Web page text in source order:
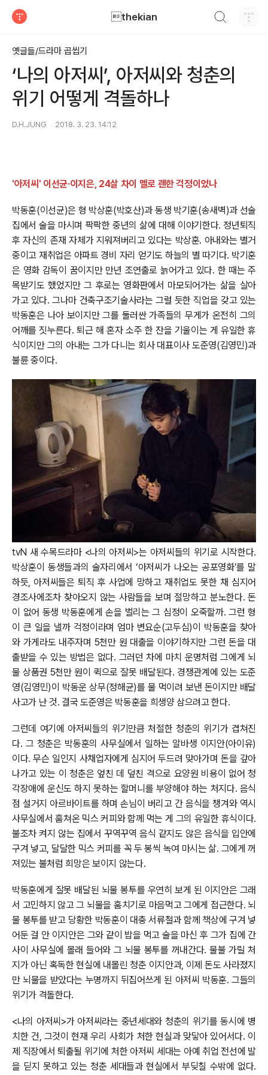
thekian
옛글들/드라마 곱씹기
‘나의 아저씨’, 아저씨와 청춘의
위기 어떻게 격돌하나
D.H.JUNG 2018. 3. 23. 14:12
'아저씨' 이선균·이지은, 24살 차이 멜로 괜한 걱정이었나
박동훈(이선균)은 형 박상훈(박호산)과 동생 박기훈(송새벽)과 선술
집에서 술을 마시며 팍팍한 중년의 삶에 대해 이야기한다. 정년퇴직
후 자신의 존재 자체가 지워져버리고 있다는 박상훈. 아내와는 별거
중이고 재취업은 아파트 경비 자리 얻기도 하늘의 별 따기다. 박기훈
은 영화 감독이 꿈이지만 만년 조연출로 늙어가고 있다. 한 때는 주
목받기도 했었지만 그 후로는 영화판에서 마모되어가는 삶을 살아
가고 있다. 그나마 건축구조기술사라는 그럴 듯한 직업을 갖고 있는
박동훈은 나아 보이지만 그를 둘러싼 가족들의 무게가 온전히 그의
어깨를 짓누른다. 퇴근 해 혼자 소주 한 잔을 기울이는 게 유일한 휴
식이지만 그의 아내는 그가 다니는 회사 대표이사 도준영(김영민)과
불륜 중이다.
tvN 새 수목드라마 <나의 아저씨>는 아저씨들의 위기로 시작한다.
박상훈이 동생들과의 술자리에서 ‘아저씨가 나오는 공포영화’를 말
하듯, 아저씨들은 퇴직 후 사업에 망하고 재취업도 못한 채 심지어
경조사에조차 찾아오지 않는 사람들을 보며 절망하고 분노한다. 돈
이 없어 동생 박동훈에게 손을 벌리는 그 심정이 오죽할까. 그런 형
이 큰 일을 낼까 걱정이라며 엄마 변요순(고두심)이 박동훈을 찾아
와 가게라도 내주자며 5천만 원 대출을 이야기하지만 그런 돈을 대
출받을 수 있는 방법은 없다. 그러던 차에 마치 운명처럼 그에게 뇌
물 상품권 5천만 원이 퀵으로 잘못 배달된다. 경쟁관계에 있는 도준
영(김영민)이 박동운 상무(정해균)를 물 먹이려 보낸 돈이지만 배달
사고가 난 것. 결국 도준영은 박동훈을 희생양 삼으려고 한다.
그런데 여기에 아저씨들의 위기만큼 처절한 청춘의 위기가 겹쳐진
다. 그 청춘은 박동훈의 사무실에서 일하는 알바생 이지안(아이유)
이다. 무슨 일인지 사채업자에게 심지어 두드려 맞아가며 돈을 갚아
나가고 있는 이 청춘은 엎친 데 덮친 격으로 요양원 비용이 없어 청
각장애에 운신도 하지 못하는 할머니를 부양해야 하는 처지다. 음식
점 설거지 아르바이트를 하며 손님이 버리고 간 음식을 챙겨와 역시
사무실에서 훔쳐온 믹스 커피와 함께 먹는 게 그의 유일한 휴식이다.
불조차 켜지 않는 집에서 꾸역꾸역 음식 같지도 않은 음식을 입안에
구겨 넣고, 달달한 믹스 커피를 꼭 두 봉씩 녹여 마시는 삶. 그에게 꺼
져있는 불처럼 희망은 보이지 않는다.
박동훈에게 잘못 배달된 뇌물 봉투를 우연히 보게 된 이지안은 그래
서 고민하지 않고 그 뇌물을 훔치기로 마음먹고 그에게 접근한다. 뇌
물 봉투를 받고 당황한 박동훈이 대충 서류철과 함께 책상에 구겨 넣
어둔 걸 안 이지안은 그와 같이 밥을 먹고 술을 마신 후 그가 집에 간
사이 사무실에 몰래 들어와 그 뇌물 봉투를 꺼내간다. 물불 가릴 처
지가 아닌 혹독한 현실에 내몰린 청춘 이지안과, 이제 돈도 사라졌지
만 뇌물을 받았다는 누명까지 뒤집어쓰게 된 아저씨 박동훈. 그들의
위기가 격돌한다.
<나의 아저씨>가 아저씨라는 중년세대와 청춘의 위기를 동시에 병
치한 건, 그것이 현재 우리 사회가 처한 현실과 맞닿아 있어서다. 이
제 직장에서 퇴출될 위기에 처한 아저씨 세대는 아예 취업 전선에 발
을 딛지 못하고 있는 청춘 세대들과 현실에서 부딪칠 수밖에 없다.